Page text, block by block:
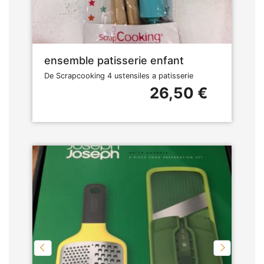
ensemble patisserie enfant
De Scrapcooking 4 ustensiles a patisserie
26,50 €